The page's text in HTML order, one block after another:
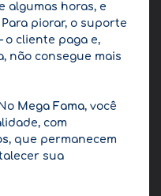
algumas horas, e
piorar, o suporte
o cliente paga e,
não consegue mais
Mega Fama, você
com
, que permanecem
sua